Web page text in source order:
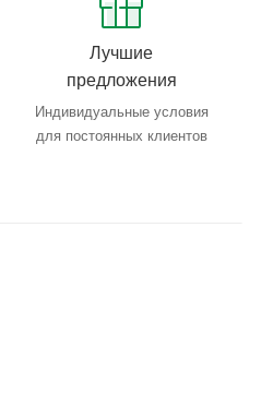
Лучшие
предложения
Индивидуальные условия
для постоянных клиентов